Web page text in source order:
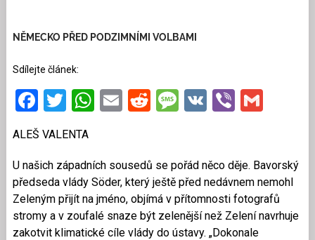
NĚMECKO PŘED PODZIMNÍMI VOLBAMI
Sdílejte článek:
Facebook
Twitter
WhatsApp
EmailRedditMessage
VKViber
ALEŠ VALENTA
U našich západních sousedů se pořád něco děje. Bavorský
předseda vlády Söder, který ještě před nedávnem nemohl
Zeleným přijít na jméno, objímá v přítomnosti fotografů
stromy a v zoufalé snaze být zelenější než Zelení navrhuje
zakotvit klimatické cíle vlády do ústavy. „Dokonale